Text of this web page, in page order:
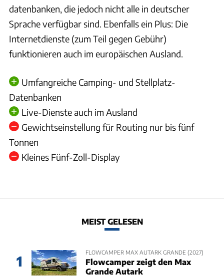
datenbanken, die jedoch nicht alle in deutscher
Sprache verfügbar sind. Ebenfalls ein Plus: Die
Internetdienste (zum Teil gegen Gebühr)
funktionieren auch im europäischen Ausland.
Umfangreiche Camping- und Stellplatz-
Datenbanken
Live-Dienste auch im Ausland
Gewichtseinstellung für Routing nur bis fünf
Tonnen
Kleines Fünf-Zoll-Display
MEIST GELESEN
1
FLOWCAMPER MAX AUTARK GRANDE (2027)
Flowcamper zeigt den Max
Grande Autark